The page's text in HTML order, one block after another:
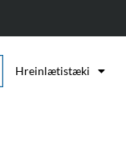
Hreinlætistæki